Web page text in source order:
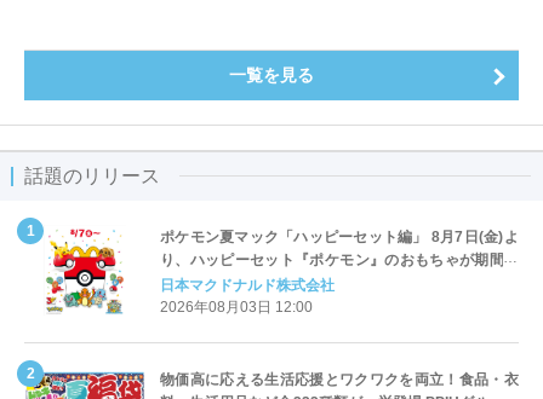
一覧を見る
話題のリリース
ポケモン夏マック「ハッピーセット編」 8月7日(金)よ
り、ハッピーセット『ポケモン』のおもちゃが期間限
定登場
日本マクドナルド株式会社
2026年08月03日 12:00
物価高に応える生活応援とワクワクを両立！食品・衣